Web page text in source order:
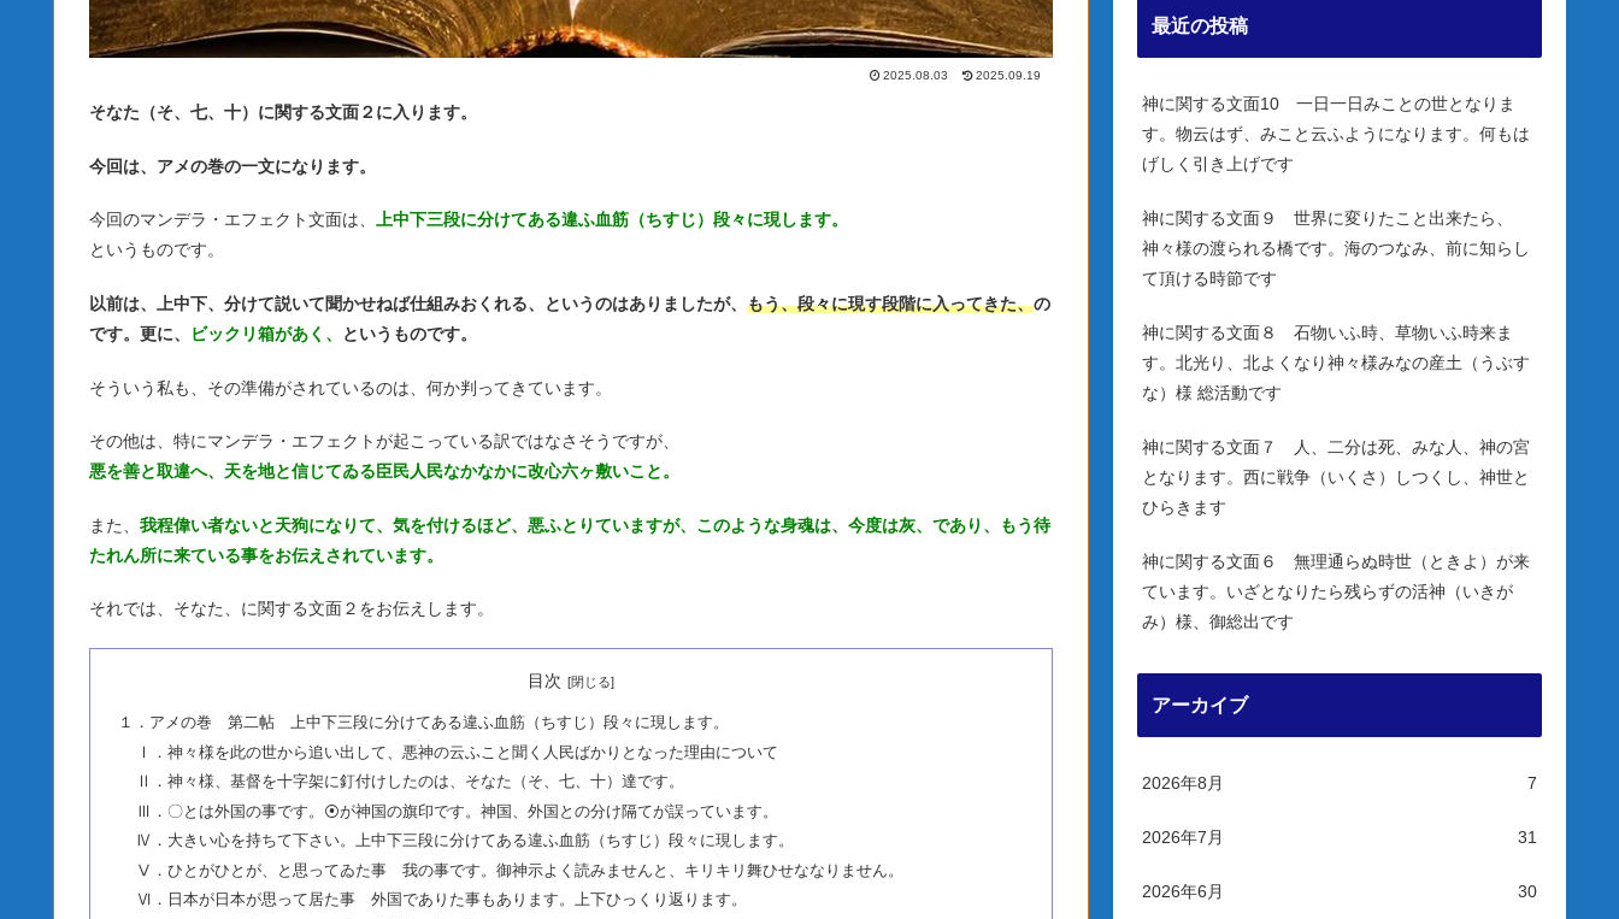
2025.08.03 2025.09.19
そなた（そ、七、十）に関する文面２に入ります。
今回は、アメの巻の一文になります。
今回のマンデラ・エフェクト文面は、 上中下三段に分けてある違ふ血筋（ちすじ）段々に現します。
というものです。
以前は、上中下、分けて説いて聞かせねば仕組みおくれる、というのはありましたが、 もう、段々に現す段階に入ってきた、の
です。更に、
ビックリ箱があく、 というものです。
そういう私も、その準備がされているのは、何か判ってきています。
その他は、特にマンデラ・エフェクトが起こっている訳ではなさそうですが、
悪を善と取違へ、天を地と信じてゐる臣民人民なかなかに改心六ヶ敷いこと。
また、 我程偉い者ないと天狗になりて、気を付けるほど、悪ふとりていますが、このような身魂は、今度は灰、であり、もう待
たれん所に来ている事をお伝えされています。
それでは、そなた、に関する文面２をお伝えします。
目次
１．アメの巻 第二帖 上中下三段に分けてある違ふ血筋（ちすじ）段々に現します。
Ⅰ．神々様を此の世から追い出して、悪神の云ふこと聞く人民ばかりとなった理由について
Ⅱ．神々様、基督を十字架に釘付けしたのは、そなた（そ、七、十）達です。
Ⅲ．〇とは外国の事です。⦿が神国の旗印です。神国、外国との分け隔てが誤っています。
Ⅳ．大きい心を持ちて下さい。上中下三段に分けてある違ふ血筋（ちすじ）段々に現します。
Ⅴ．ひとがひとが、と思ってゐた事 我の事です。御神示よく読みませんと、キリキリ舞ひせななりません。
Ⅵ．日本が日本が思って居た事 外国でありた事もあります。上下ひっくり返ります。
最近の投稿
神に関する文面10 一日一日みことの世となりま
す。物云はず、みこと云ふようになります。何もは
げしく引き上げです
神に関する文面９ 世界に変りたこと出来たら、
神々様の渡られる橋です。海のつなみ、前に知らし
て頂ける時節です
神に関する文面８ 石物いふ時、草物いふ時来ま
す。北光り、北よくなり神々様みなの産土（うぶす
な）様 総活動です
神に関する文面７ 人、二分は死、みな人、神の宮
となります。西に戦争（いくさ）しつくし、神世と
ひらきます
神に関する文面６ 無理通らぬ時世（ときよ）が来
ています。いざとなりたら残らずの活神（いきが
み）様、御総出です
アーカイブ
2026年8月 7
2026年7月 31
2026年6月 30